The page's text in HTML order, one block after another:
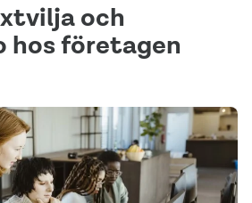
och
företagen